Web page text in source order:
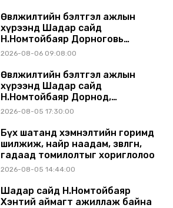
Өвөлжилтийн бэлтгэл ажлын
хүрээнд Шадар сайд
Н.Номтойбаяр Дорноговь
аймагт ажиллав
2026-08-06 09:08:00
Өвөлжилтийн бэлтгэл ажлын
хүрээнд Шадар сайд
Н.Номтойбаяр Дорнод,
Сүхбаатар аймагт ажиллав
2026-08-05 17:30:00
Бүх шатанд хэмнэлтийн горимд
шилжиж, найр наадам, зөвлөгөөн,
гадаад томилолтыг хориглолоо
2026-08-05 14:44:00
Шадар сайд Н.Номтойбаяр
Хэнтий аймагт ажиллаж байна